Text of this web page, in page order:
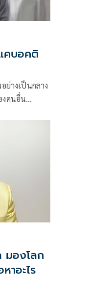
คบอคติ
ย่างเป็นกลาง
งคนอื่น
ด
มองโลก
าอะไร